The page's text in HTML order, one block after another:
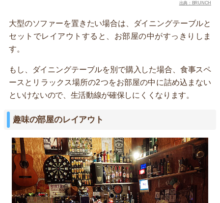
出典：BRUNCH
大型のソファーを置きたい場合は、ダイニングテーブルと
セットでレイアウトすると、お部屋の中がすっきりしま
す。
もし、ダイニングテーブルを別で購入した場合、食事スペ
ースとリラックス場所の2つをお部屋の中に詰め込まない
といけないので、生活動線が確保しにくくなります。
趣味の部屋のレイアウト